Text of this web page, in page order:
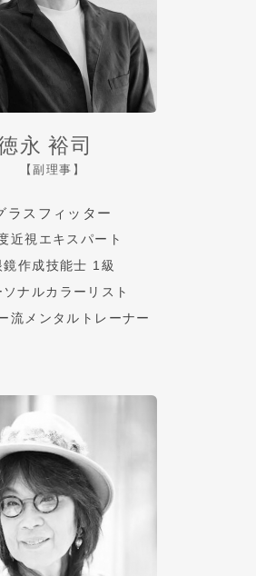
永 裕司
【副理事】
ラスフィッター
近視エキスパート
鏡作成技能士 1級
ソナルカラーリスト
流メンタルトレーナー